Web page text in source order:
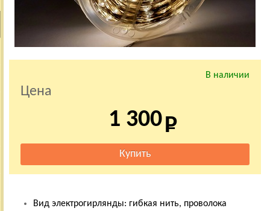
В наличии
Цена
1 300
Вид электрогирлянды: гибкая нить, проволока